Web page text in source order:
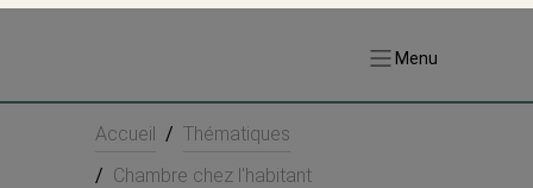
Menu
Accueil / Thématiques
/ Chambre chez l'habitant